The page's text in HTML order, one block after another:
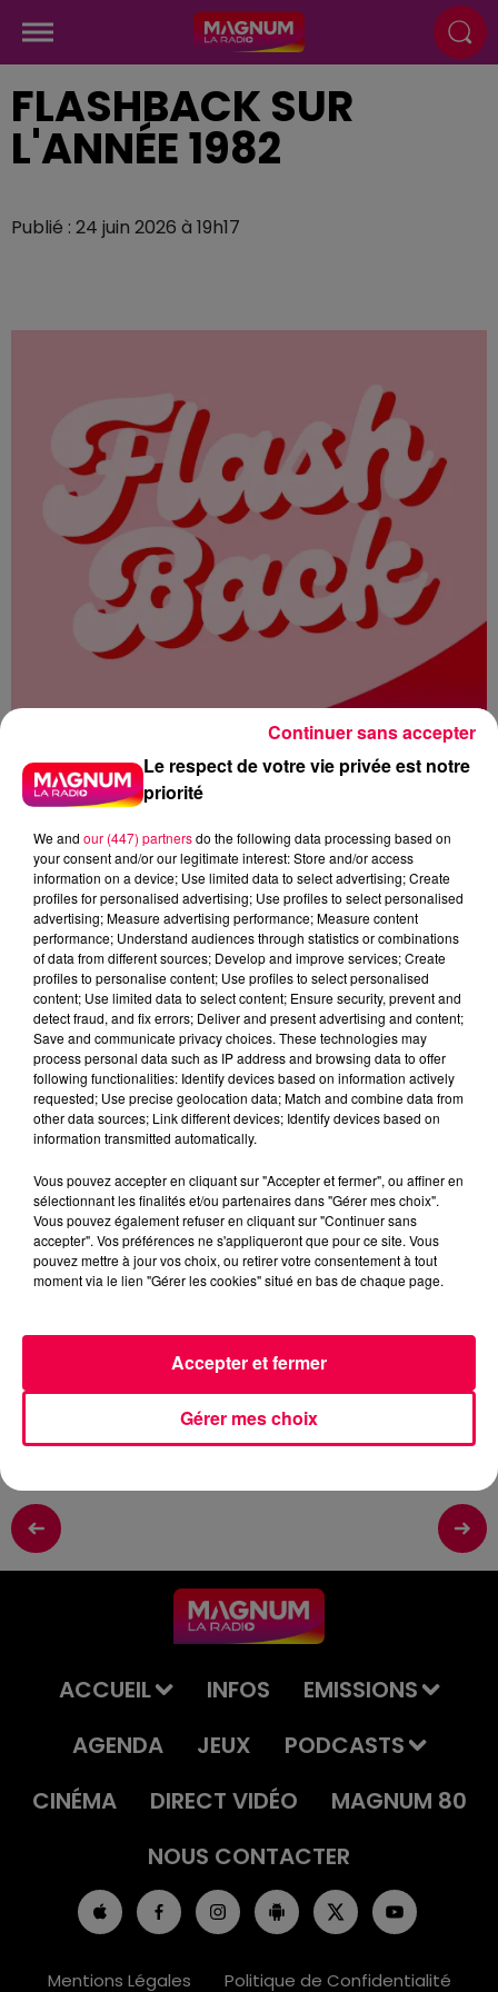
FLASHBACK SUR
L'ANNÉE 1982
Publié : 24 juin 2026 à 19h17
MAGNUM LA RADIO
MAGNUM DRIVE
FLASHBACK
1982
CHAMPS ELYSEES
IMAGINATION
PIERRE BACHELET
NATHAN SLAMA
FLASHBACK sur l'année 1982
0:00 2 min 13 sec
24 juin 2026 - 2 min 13 sec
FLASHBACK sur l'année 1982
ACCUEIL INFOS
EMISSIONS
AGENDA
JEUX
PODCASTS
CINÉMA
DIRECT VIDÉO
MAGNUM 80
NOUS CONTACTER
Mentions Légales Politique de Confidentialité
Le respect de votre vie privée est notre
priorité
We and our (447) partnersdo the following data processing based on
your consent and/or our legitimate interest: Store and/or access
information on a device; Use limited data to select advertising; Create
profiles for personalised advertising; Use profiles to select personalised
advertising; Measure advertising performance; Measure content
performance; Understand audiences through statistics or combinations
of data from different sources; Develop and improve services; Create
profiles to personalise content; Use profiles to select personalised
content; Use limited data to select content; Ensure security, prevent and
detect fraud, and fix errors; Deliver and present advertising and content;
Save and communicate privacy choices. These technologies may
process personal data such as IP address and browsing data to offer
following functionalities: Identify devices based on information actively
requested; Use precise geolocation data; Match and combine data from
other data sources; Link different devices; Identify devices based on
information transmitted automatically.
Vous pouvez accepter en cliquant sur "Accepter et fermer", ou affiner en
sélectionnant les finalités et/ou partenaires dans "Gérer mes choix".
Vous pouvez également refuser en cliquant sur "Continuer sans
accepter". Vos préférences ne s'appliqueront que pour ce site. Vous
pouvez mettre à jour vos choix, ou retirer votre consentement à tout
moment via le lien "Gérer les cookies" situé en bas de chaque page.
Gérer mes choix
Accepter et fermer
Continuer sans accepter